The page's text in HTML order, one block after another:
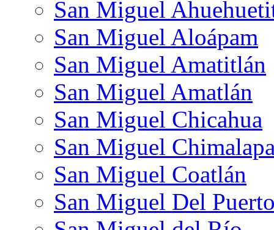
San Miguel
San Miguel Aloápam
San Miguel Amatitlán
San Miguel Amatlán
San Miguel Chicahua
San Miguel
San Miguel Coatlán
San Miguel Del